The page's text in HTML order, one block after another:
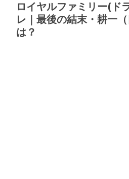
ロイヤルファミリー(ド
レ｜最後の結末・耕一
は？